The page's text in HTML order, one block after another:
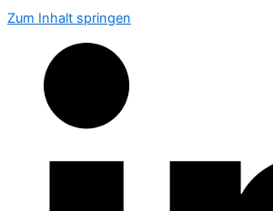
Zum Inhalt springen